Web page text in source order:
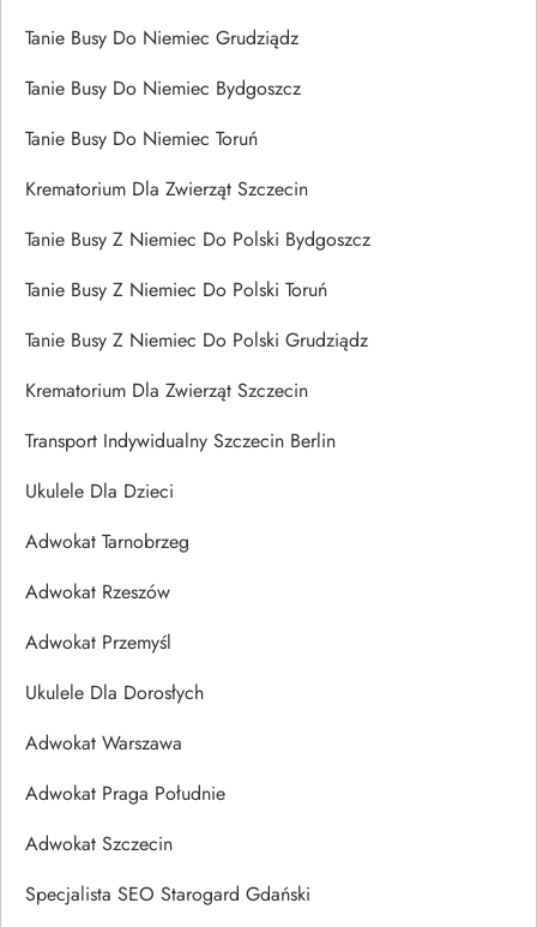
Tanie Busy Do Niemiec Grudziądz
Tanie Busy Do Niemiec Bydgoszcz
Tanie Busy Do Niemiec Toruń
Krematorium Dla Zwierząt Szczecin
Tanie Busy Z Niemiec Do Polski Bydgoszcz
Tanie Busy Z Niemiec Do Polski Toruń
Tanie Busy Z Niemiec Do Polski Grudziądz
Krematorium Dla Zwierząt Szczecin
Transport Indywidualny Szczecin Berlin
Ukulele Dla Dzieci
Adwokat Tarnobrzeg
Adwokat Rzeszów
Adwokat Przemyśl
Ukulele Dla Dorosłych
Adwokat Warszawa
Adwokat Praga Południe
Adwokat Szczecin
Specjalista SEO Starogard Gdański